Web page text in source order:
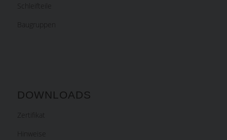
Schleifteile
Baugruppen
DOWNLOADS
Zertifikat
Hinweise